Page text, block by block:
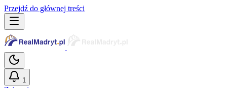
Przejdź do głównej treści
1